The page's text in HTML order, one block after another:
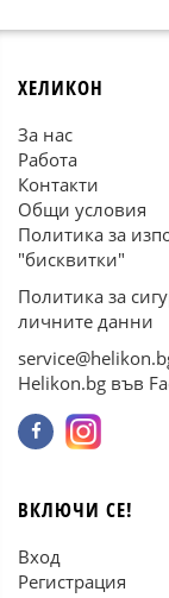
ХЕЛИКОН
За нас
Работа
Контакти
Общи условия
Политика за
"бисквитки"
Политика за
личните данни
Helikon.bg във
ВКЛЮЧИ СЕ!
Вход
Регистрация